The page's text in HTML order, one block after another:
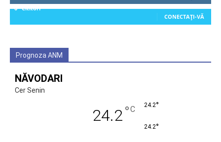
0 Cititori
CONECTAȚI-VĂ
Prognoza ANM
NĂVODARI
Cer Senin
24.2°C 24.2°
24.2°